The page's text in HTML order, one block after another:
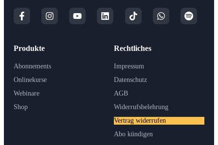
Produkte
Abonnements
Onlinekurse
Webinare
Shop
Rechtliches
Impressum
Datenschutz
AGB
Widerrufsbelehrung
Vertrag widerrufen
Abo kündigen